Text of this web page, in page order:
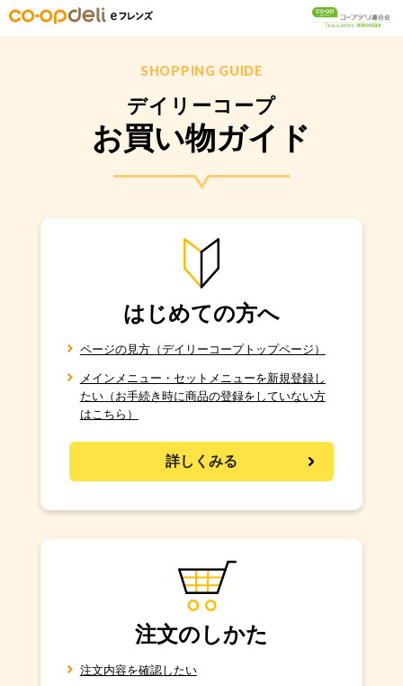
SHOPPING GUIDE
デイリーコープ
お買い物ガイド
はじめての方へ
ページの見方（デイリーコープトップページ）
メインメニュー・セットメニューを新規登録し
たい（お手続き時に商品の登録をしていない方
はこちら）
詳しくみる
注文のしかた
注文内容を確認したい